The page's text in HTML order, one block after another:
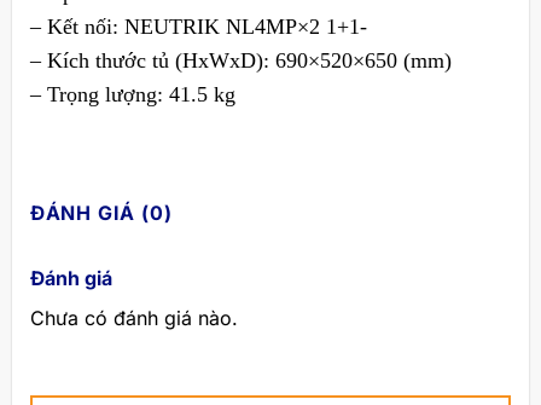
– Kết nối: NEUTRIK NL4MP×2 1+1-
– Kích thước tủ (HxWxD): 690×520×650 (mm)
– Trọng lượng: 41.5 kg
ĐÁNH GIÁ (0)
Đánh giá
Chưa có đánh giá nào.